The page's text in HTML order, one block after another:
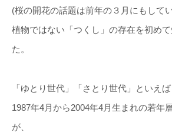
(桜の開花の話題は前年の３月にもして
植物ではない「つくし」の存在を初め
た。
「ゆとり世代」「さとり世代」といえば
1987年4月から2004年4月生まれの若年
が、